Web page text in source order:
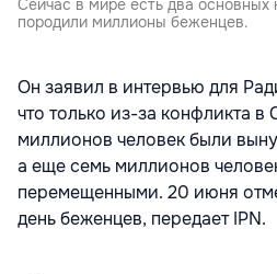
Сейчас в мире есть два основных
породили миллионы беженцев.
Он заявил в интервью для
что только из-за конфликта
миллионов человек были
а еще семь миллионов
перемещенными. 20 июня
день беженцев, передает IPN.